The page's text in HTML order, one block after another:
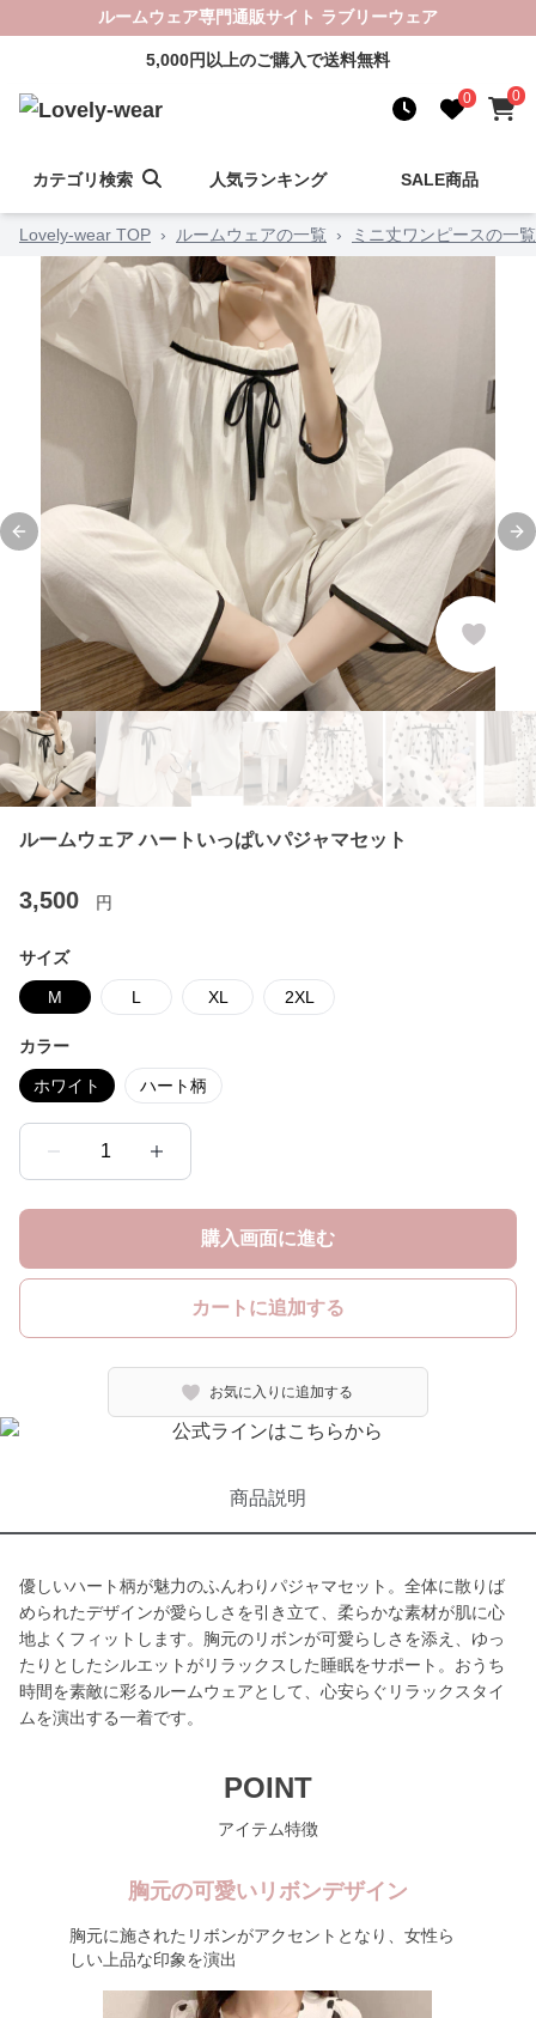
ルームウェア専門通販サイト ラブリーウェア
5,000円以上のご購入で送料無料
0 0
カテゴリ検索 人気ランキング SALE商品
Lovely-wear TOP › ルームウェアの一覧 › ミニ丈ワンピースの一覧
Previous slide
ルームウェア ハートいっぱいパジャマセット
3,500 円
サイズ
M L XL 2XL
カラー
ホワイト ハート柄
1
購入画面に進む
カートに追加する
お気に入りに追加する
商品説明
優しいハート柄が魅力のふんわりパジャマセット。全体に散りば
められたデザインが愛らしさを引き立て、柔らかな素材が肌に心
地よくフィットします。胸元のリボンが可愛らしさを添え、ゆっ
たりとしたシルエットがリラックスした睡眠をサポート。おうち
時間を素敵に彩るルームウェアとして、心安らぐリラックスタイ
ムを演出する一着です。
POINT
アイテム特徴
胸元の可愛いリボンデザイン
胸元に施されたリボンがアクセントとなり、女性ら
しい上品な印象を演出